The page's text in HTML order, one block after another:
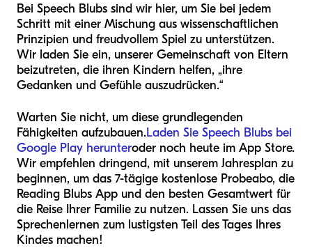
Bei Speech Blubs sind wir hier, um Sie bei jedem
Schritt mit einer Mischung aus wissenschaftlichen
Prinzipien und freudvollem Spiel zu unterstützen.
Wir laden Sie ein, unserer Gemeinschaft von Eltern
beizutreten, die ihren Kindern helfen, „ihre
Gedanken und Gefühle auszudrücken.“
Warten Sie nicht, um diese grundlegenden
Fähigkeiten aufzubauen.Laden Sie Speech Blubs bei
Google Play herunteroder noch heute im App Store.
Wir empfehlen dringend, mit unserem Jahresplan zu
beginnen, um das 7-tägige kostenlose Probeabo, die
Reading Blubs App und den besten Gesamtwert für
die Reise Ihrer Familie zu nutzen. Lassen Sie uns das
Sprechenlernen zum lustigsten Teil des Tages Ihres
Kindes machen!